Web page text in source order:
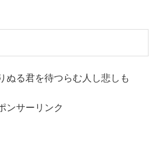
ぬる君を待つらむ人し悲しも
ンサーリンク